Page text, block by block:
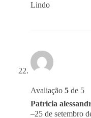
Lindo
Avaliação 5 de 5
Patricia
–25 de setembro